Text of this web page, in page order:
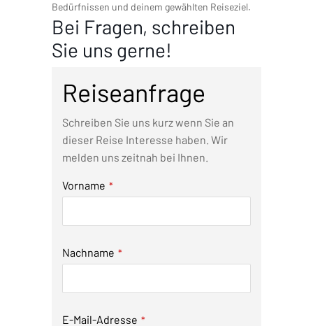
Bedürfnissen und deinem gewählten Reiseziel.
Bei Fragen, schreiben
Sie uns gerne!
Reiseanfrage
Schreiben Sie uns kurz wenn Sie an
dieser Reise Interesse haben. Wir
melden uns zeitnah bei Ihnen.
Email *
Vorname *
Nachname *
E-Mail-Adresse *